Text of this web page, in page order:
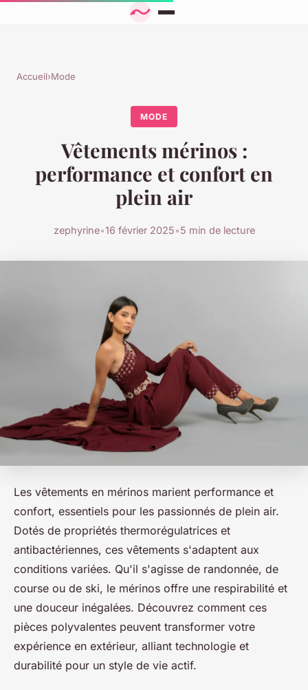
Accueil›Mode
MODE
Vêtements mérinos :
performance et confort en
plein air
zephyrine•16 février 2025•5 min de lecture
Les vêtements en mérinos marient performance et
confort, essentiels pour les passionnés de plein air.
Dotés de propriétés thermorégulatrices et
antibactériennes, ces vêtements s'adaptent aux
conditions variées. Qu'il s'agisse de randonnée, de
course ou de ski, le mérinos offre une respirabilité et
une douceur inégalées. Découvrez comment ces
pièces polyvalentes peuvent transformer votre
expérience en extérieur, alliant technologie et
durabilité pour un style de vie actif.